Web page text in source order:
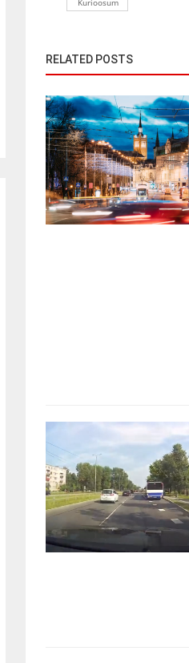
Kurioosum
RELATED POSTS